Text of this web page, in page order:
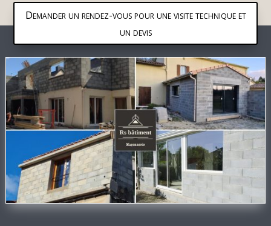
Demander un rendez-vous pour une visite technique et
un devis